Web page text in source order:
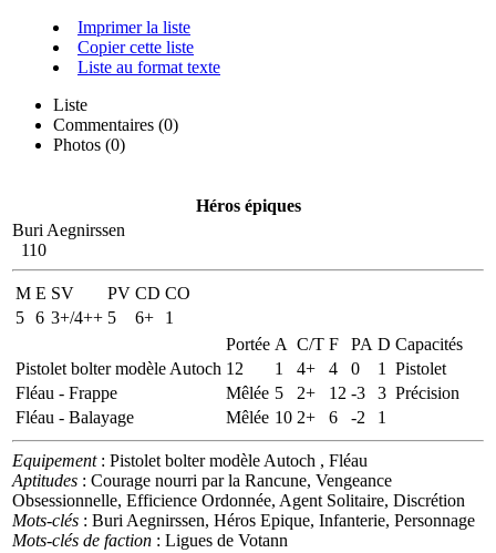
Imprimer la liste
Copier cette liste
Liste au format texte
Liste
Commentaires (0)
Photos (0)
Héros épiques
Buri Aegnirssen
110
M E SV PV CD CO
5 6 3+/4++ 5 6+
1
Portée A C/T F PA D Capacités
Pistolet bolter modèle Autoch 12 1 4+ 4 0 1
Pistolet
Fléau - Frappe
Mêlée 5 2+ 12 -3 3 Précision
Fléau - Balayage
Mêlée 10 2+ 6 -2 1
Equipement: Pistolet bolter modèle Autoch , Fléau
Aptitudes : Courage nourri par la Rancune, Vengeance
Obsessionnelle, Efficience Ordonnée, Agent Solitaire, Discrétion
Mots-clés : Buri Aegnirssen, Héros Epique, Infanterie, Personnage
Mots-clés de faction : Ligues de Votann